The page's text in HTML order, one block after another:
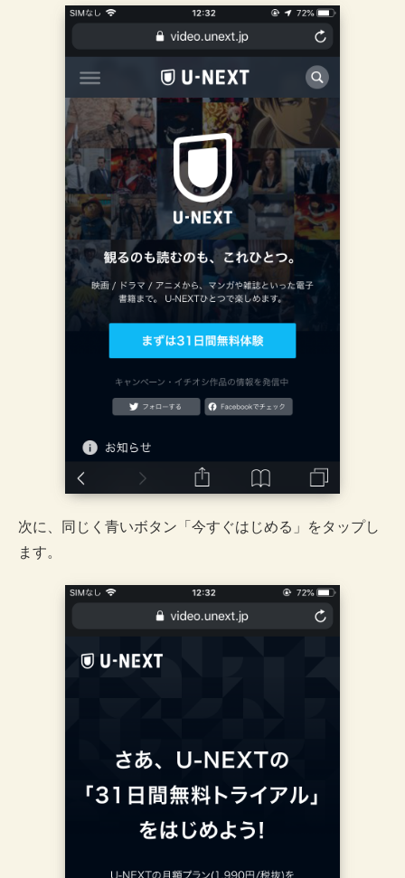
次に、同じく青いボタン「今すぐはじめる」をタップし
ます。